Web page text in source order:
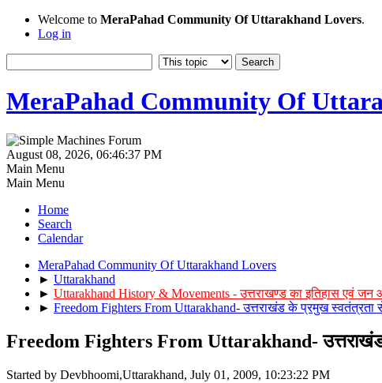
Welcome to MeraPahad Community Of Uttarakhand Lovers.
Log in
MeraPahad Community Of
August 08, 2026, 06:46:37 PM
Main Menu
Main Menu
Home
Search
Calendar
MeraPahad Community Of Uttarakhand Lovers
► Uttarakhand
► Uttarakhand History & Movements - उत्तराखण्ड का इतिहास एवं जन
► Freedom Fighters From Uttarakhand- उत्तराखंड के प्रमुख स्वतंत्रता
Freedom Fighters From Uttarakhand-
Started by Devbhoomi,Uttarakhand, July 01, 2009, 10:23:22 PM